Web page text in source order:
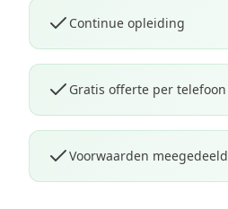
Continue opleiding
Gratis offerte per telefoon
Voorwaarden meegedeeld